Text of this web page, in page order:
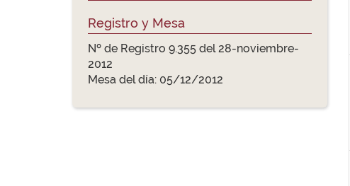
Registro y Mesa
Nº de Registro 9.355 del 28-noviembre-
2012
Mesa del día: 05/12/2012